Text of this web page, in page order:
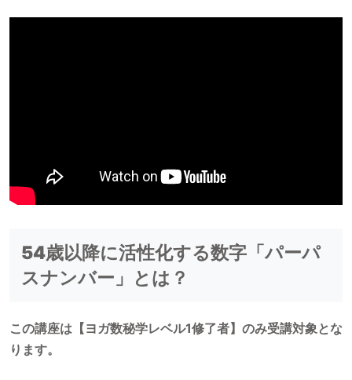
54歳以降に活性化する数字「パーパ
スナンバー」とは？
この講座は【ヨガ数秘学レベル1修了者】のみ受講対象とな
ります。